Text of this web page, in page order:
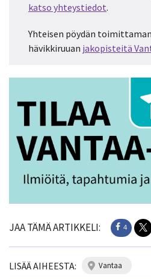
katso yhteystiedot.
Yhteisen pöydän toimittaman
hävikkiruuan jakopisteitä
JAA TÄMÄ ARTIKKELI: 4
LISÄÄ AIHEESTA: vantaa